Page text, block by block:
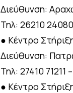
Διεύθυνση:
Τηλ: 26210
● Κέντρο
Διεύθυνση:
Τηλ: 27410
● Κέντρο